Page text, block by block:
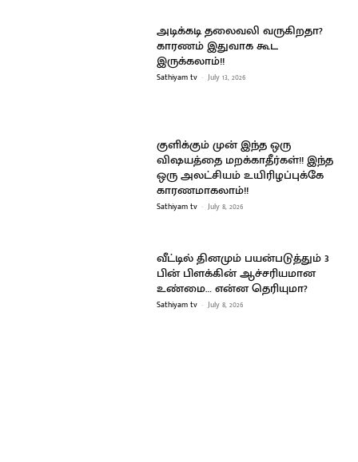
அடிக்கடி தலைவலி வருகிறதா?
காரணம் இதுவாக கூட
இருக்கலாம்!!
Sathiyam tv - July 13, 2026
குளிக்கும் முன் இந்த ஒரு
விஷயத்தை மறக்காதீர்கள்!! இந்த
ஒரு அலட்சியம் உயிரிழப்புக்கே
காரணமாகலாம்!!
Sathiyam tv - July 8, 2026
வீட்டில் தினமும் பயன்படுத்தும் 3
பின் பிளக்கின் ஆச்சரியமான
உண்மை… என்ன தெரியுமா?
Sathiyam tv - July 8, 2026